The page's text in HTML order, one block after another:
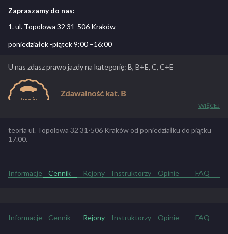
Zapraszamy do nas:
1. ul. Topolowa 32 31-506 Kraków
poniedziałek -piątek 9:00 –16:00
U nas zdasz prawo jazdy na kategorię: B, B+E, C, C+E
o zdaniu prawa jazdy za pierwszym razem? Dołącz do kursantów,
nami swoją przygodę z kółkiem!
WIĘCEJ
teoria ul. Topolowa 32 31-506 Kraków od poniedziałku do piątku
17.00.
Informacje Cennik Rejony Instruktorzy Opinie FAQ
Informacje Cennik Rejony Instruktorzy Opinie FAQ